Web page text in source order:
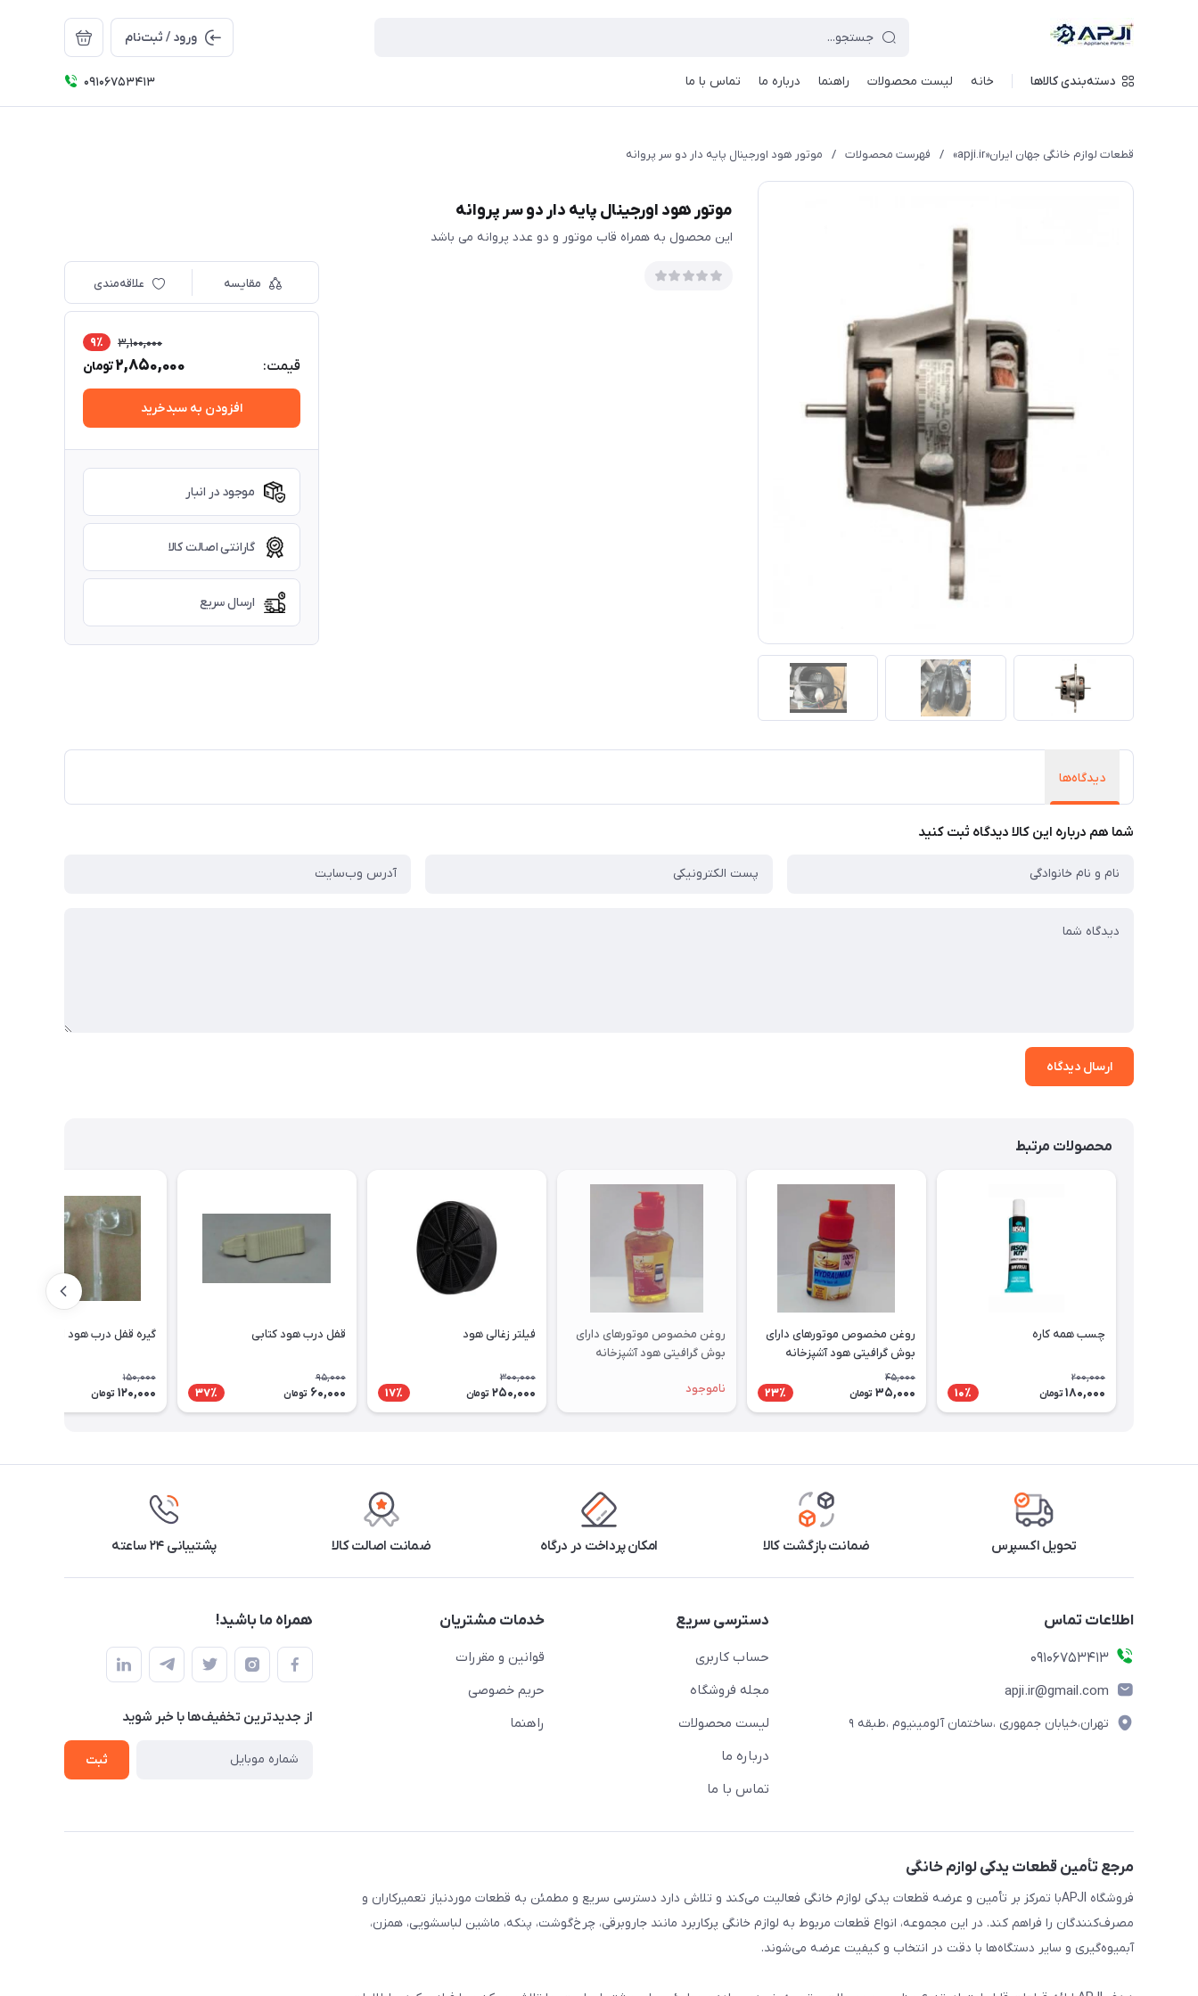
ورود / ثبت‌نام
دسته‌بندی کالاها خانه لیست محصولات راهنما درباره ما تماس با ما 09106753413
قطعات لوازم خانگی جهان ایران«apji.ir» / فهرست محصولات / موتور هود اورجینال پایه دار دو سر پروانه
موتور هود اورجینال پایه دار دو سر پروانه
این محصول به همراه قاب موتور و دو عدد پروانه می باشد
مقایسه علاقه‌مندی
قیمت:
3,100,000 9٪
2,850,000تومان
افزودن به سبدخرید
موجود در انبار
گارانتی اصالت کالا
ارسال سریع
دیدگاه‌ها
شما هم درباره این کالا دیدگاه ثبت کنید
ارسال دیدگاه
محصولات مرتبط
چسب همه کاره
200,000
180,000 تومان 10٪
روغن مخصوص موتورهای دارای
بوش گرافیتی هود آشپزخانه
45,000
35,000 تومان 23٪
روغن مخصوص موتورهای دارای
بوش گرافیتی هود آشپزخانه
ناموجود
فیلتر زغالی هود
300,000
250,000 تومان 17٪
قفل درب هود کتابی
95,000
60,000 تومان 37٪
گیره قفل درب هود اورجینال
150,000
120,000 تومان
تحویل اکسپرس ضمانت بازگشت کالا امکان پرداخت در درگاه ضمانت اصالت کالا پشتیبانی ۲۴ ساعته
اطلاعات تماس
09106753413
apji.ir@gmail.com
تهران،خیابان جمهوری ،ساختمان آلومینیوم ،طبقه ۹
دسترسی سریع
حساب کاربری
مجله فروشگاه
لیست محصولات
درباره ما
تماس با ما
خدمات مشتریان
قوانین و مقررات
حریم خصوصی
راهنما
همراه ما باشید!
از جدید‌ترین تخفیف‌ها با‌ خبر شوید
ثبت
مرجع تأمین قطعات یدکی لوازم خانگی
فروشگاه APJIبا تمرکز بر تأمین و عرضه قطعات یدکی لوازم خانگی فعالیت می‌کند و تلاش دارد دسترسی سریع و مطمئن به قطعات موردنیاز تعمیرکاران و
مصرف‌کنندگان را فراهم کند. در این مجموعه، انواع قطعات مربوط به لوازم خانگی پرکاربرد مانند جاروبرقی، چرخ‌گوشت، پنکه، ماشین لباسشویی، همزن،
آبمیوه‌گیری و سایر دستگاه‌ها با دقت در انتخاب و کیفیت عرضه می‌شوند.